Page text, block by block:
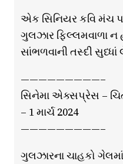
એક સિનિયર કવિ મંચ
ગુલઝાર ફિલ્લમવાળા ન
સાંભળવાની તસ્દી સુધ્ધાં
—————————–
સિનેમા એક્સપ્રેસ –
– 1 માર્ચ 2024
—————————–
ગુલઝારના ચાહકો